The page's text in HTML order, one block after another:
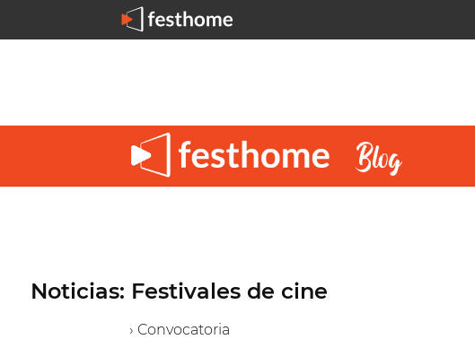
Noticias: Festivales de cine
› Convocatoria